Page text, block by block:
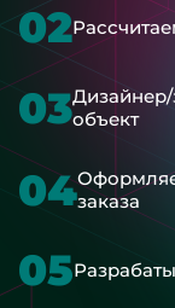
02
03объект
04заказа
05